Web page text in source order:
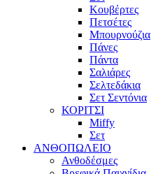
Κουβέρτες
Πετσέτες
Μπουρνούζια
Πάνες
Πάντα
Σαλιάρες
Σελτεδάκια
Σετ Σεντόνια
ΚΟΡΙΤΣΙ
Miffy
Σετ
ΑΝΘΟΠΩΛΕΙΟ
Ανθοδέσμες